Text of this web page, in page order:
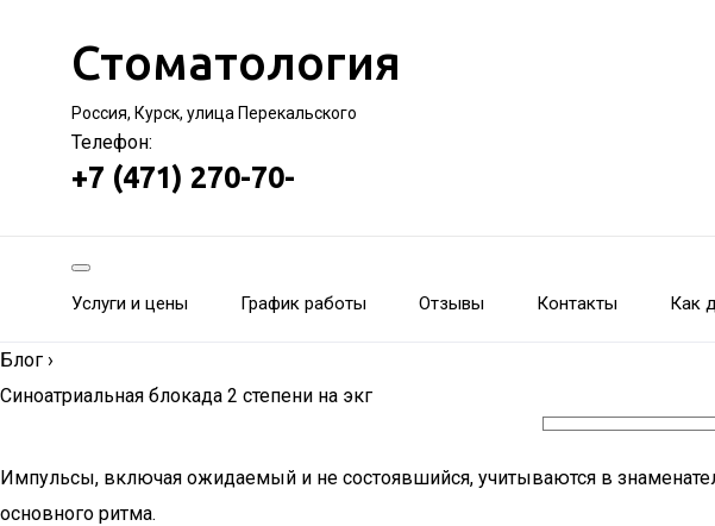
Стоматология
Россия, Курск, улица Перекальского
Телефон:
+7 (471) 270-70-
Услуги и цены График работы Отзывы Контакты Как
Блог ›
Синоатриальная блокада 2 степени на экг
Импульсы, включая ожидаемый и не состоявшийся, учитываются в
основного ритма.